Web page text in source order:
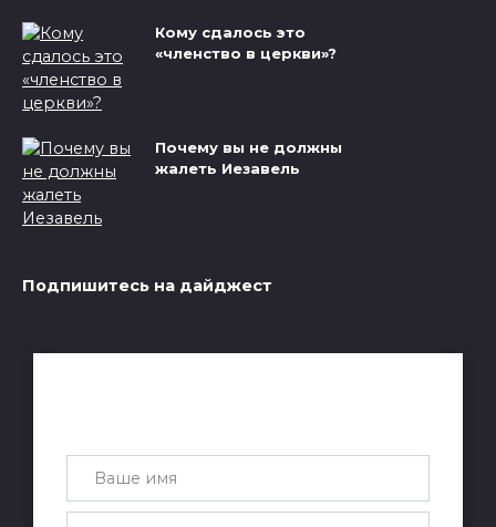
Кому сдалось это
«членство в церкви»?
Почему вы не должны
жалеть Иезавель
Подпишитесь на дайджест